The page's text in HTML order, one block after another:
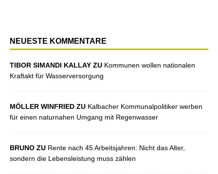
NEUESTE KOMMENTARE
TIBOR SIMANDI KALLAY ZU Kommunen wollen nationalen
Kraftakt für Wasserversorgung
MÖLLER WINFRIED ZU Kalbacher Kommunalpolitiker werben
für einen naturnahen Umgang mit Regenwasser
BRUNO ZU Rente nach 45 Arbeitsjahren: Nicht das Alter,
sondern die Lebensleistung muss zählen